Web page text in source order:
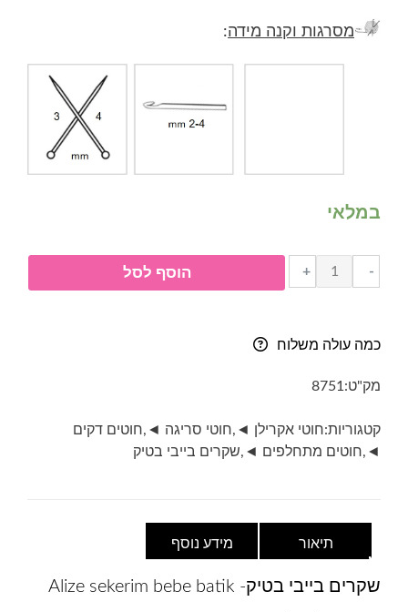
מסרגות וקנה מידה:
במלאי
-
כמות
של
בטיק-
כחול
+ הוסף לסל
כמה עולה משלוח
מק"ט:8751
קטגוריות:חוטי אקרילן ◄ ,חוטי סריגה ◄ ,חוטים דקים
◄
,חוטים מתחלפים ◄ ,שקרים בייבי בטיק
תיאור מידע נוסף
שקרים בייבי בטיק- Alize sekerim bebe batik